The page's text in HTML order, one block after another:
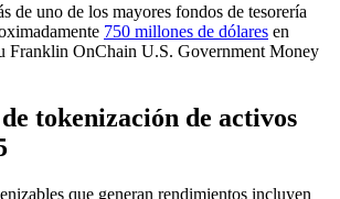
de uno de los mayores fondos de tesorería
750 millones de dólares en
Franklin OnChain U.S. Government Money
tokenización de activos
que generan rendimientos incluyen